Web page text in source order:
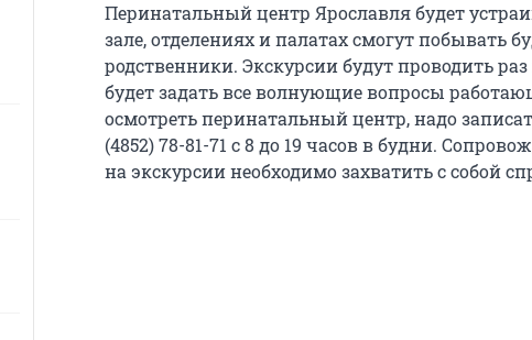
Перинатальный центр Ярославля будет
зале, отделениях и палатах смогут побывать
родственники. Экскурсии будут проводить
будет задать все волнующие вопросы
осмотреть перинатальный центр, надо
(4852) 78-81-71 с 8 до 19 часов в будни.
на экскурсии необходимо захватить с собой